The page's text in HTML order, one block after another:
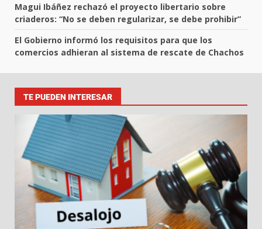
Magui Ibáñez rechazó el proyecto libertario sobre
criaderos: “No se deben regularizar, se debe prohibir”
El Gobierno informó los requisitos para que los
comercios adhieran al sistema de rescate de Chachos
TE PUEDEN INTERESAR